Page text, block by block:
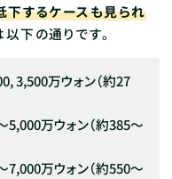
下するケースも見られ
下の通りです。
3,500万ウォン（約27
万ウォン（約385〜
万ウォン（約550〜